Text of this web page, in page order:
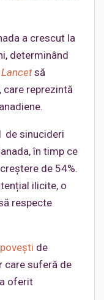
a crescut la
determinând
să
reprezintă
de sinucideri
în timp ce
de 54%.
ilicite, o
respecte
povești de
care suferă de
oferit